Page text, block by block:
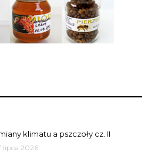
klimatu a pszczoły cz. II
lipca 2026